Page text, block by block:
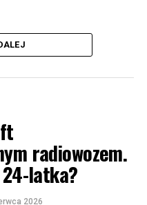
radiowozem.
latka?
2026